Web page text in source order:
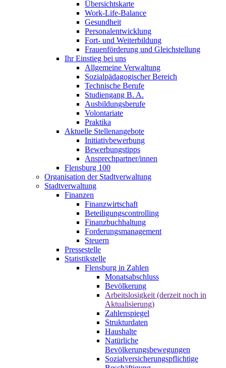
Übersichtskarte
Work-Life-Balance
Gesundheit
Personalentwicklung
Fort- und Weiterbildung
Frauenförderung und Gleichstellung
Ihr Einstieg bei uns
Allgemeine Verwaltung
Sozialpädagogischer Bereich
Technische Berufe
Studiengang B. A.
Ausbildungsberufe
Volontariate
Praktika
Aktuelle Stellenangebote
Initiativbewerbung
Bewerbungstipps
Ansprechpartner/innen
Flensburg 100
Organisation der Stadtverwaltung
Stadtverwaltung
Finanzen
Finanzwirtschaft
Beteiligungscontrolling
Finanzbuchhaltung
Forderungsmanagement
Steuern
Pressestelle
Statistikstelle
Flensburg in Zahlen
Monatsabschluss
Bevölkerung
Arbeitslosigkeit (derzeit noch in
Aktualisierung)
Zahlenspiegel
Strukturdaten
Haushalte
Natürliche
Bevölkerungsbewegungen
Sozialversicherungspflichtige